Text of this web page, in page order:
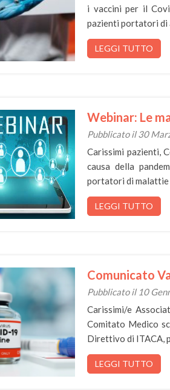
i vaccini per il
pazienti portatori di
LEGGI TUTTO
Webinar: Le
Pubblicato il 30
Carissimi pazienti,
causa della
portatori di
LEGGI TUTTO
Comunicato
Pubblicato il 10
Carissimi/e
Comitato Medico
Direttivo di ITACA,
LEGGI TUTTO